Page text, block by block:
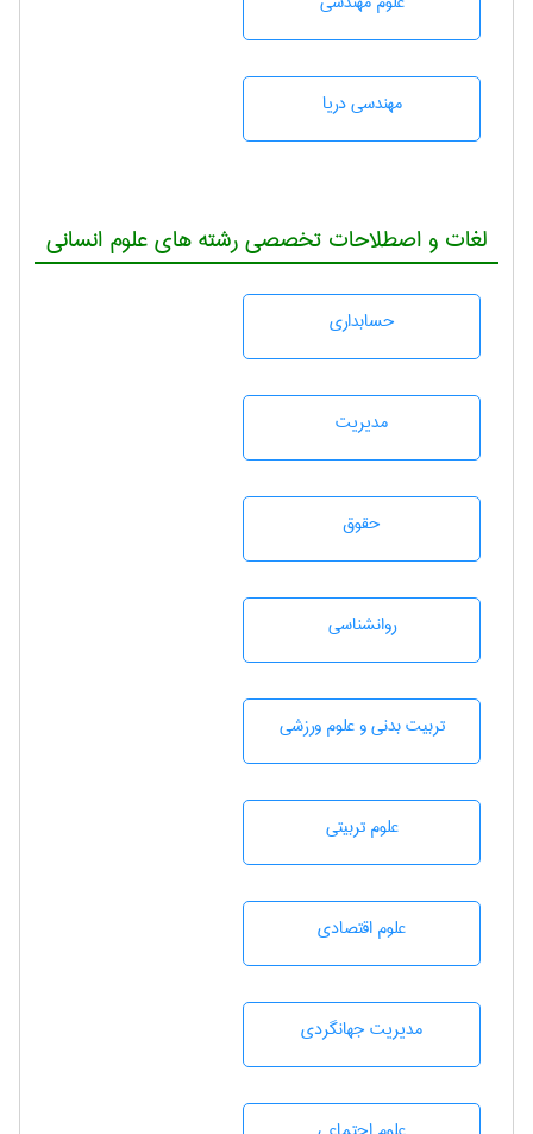
مهندسی دریا
لغات و اصطلاحات تخصصی رشته های علوم انسانی
حسابداری
مديريت
حقوق
روانشناسی
تربيت بدنی و علوم ورزشی
علوم تربيتی
علوم اقتصادی
مديريت جهانگردی